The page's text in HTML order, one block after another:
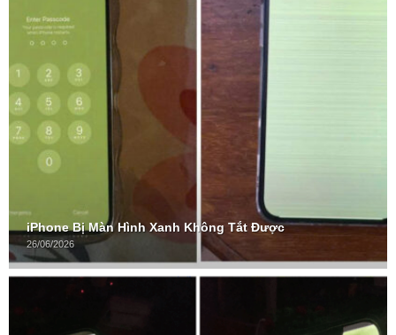
iPhone Bị Màn Hình Xanh Không Tắt Được
26/06/2026